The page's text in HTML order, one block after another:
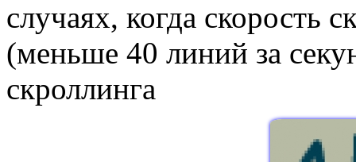
случаях, когда скорость
(меньше 40 линий за
скроллинга